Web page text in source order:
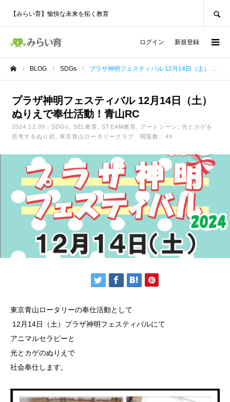
【みらい育】愉快な未来を拓く教育
ログイン 新規登録
BLOG SDGs プラザ神明フェスティバル 12月14日（土）ぬりえで奉仕活動！青山RC
プラザ神明フェスティバル 12月14日（土）
ぬりえで奉仕活動！青山RC
2024.12.09 SDGs SEL教育 STEAM教育 アートシーン
光とカゲを
思考するぬり絵
東京青山ロータリークラブ 閲覧数：49
東京青山ロータリーの奉仕活動として
12月14日（土）プラザ神明フェスティバルにて
アニマルセラピーと
光とカゲのぬりえで
社会奉仕します。